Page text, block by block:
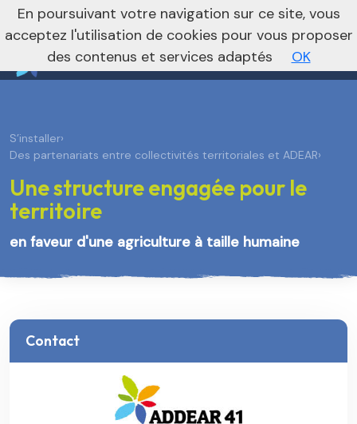
Vers le site régional Vers le site national
nivo_2026: 1
S’installer›
Des partenariats entre collectivités territoriales et ADEAR›
Une structure engagée pour le
territoire
en faveur d'une agriculture à taille humaine
Contact
En poursuivant votre navigation sur ce site, vous
acceptez l'utilisation de cookies pour vous proposer
des contenus et services adaptés
OK